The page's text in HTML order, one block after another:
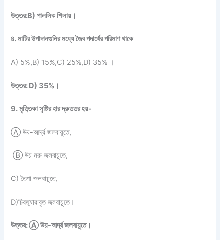
উত্তর:B) পাললিক শিলায়।
৪. মাটির উপাদানগুলির মধ্যে জৈব পদার্থের পরিমাণ থাকে
A) 5%,B) 15%,C) 25%,D) 35% ।
উত্তর: D) 35%।
9. মৃত্তিকা সৃষ্টির হার দ্রুততর হয়-
Ⓐ উয়-আর্দ্র জলবায়ুতে,
Ⓑ উয় মরু জলবায়ুতে,
C) তৈগা জলবায়ুতে,
D)চিরতুষারাবৃত জলবায়ুতে।
উত্তর: Ⓐ উয়-আর্দ্র জলবায়ুতে।